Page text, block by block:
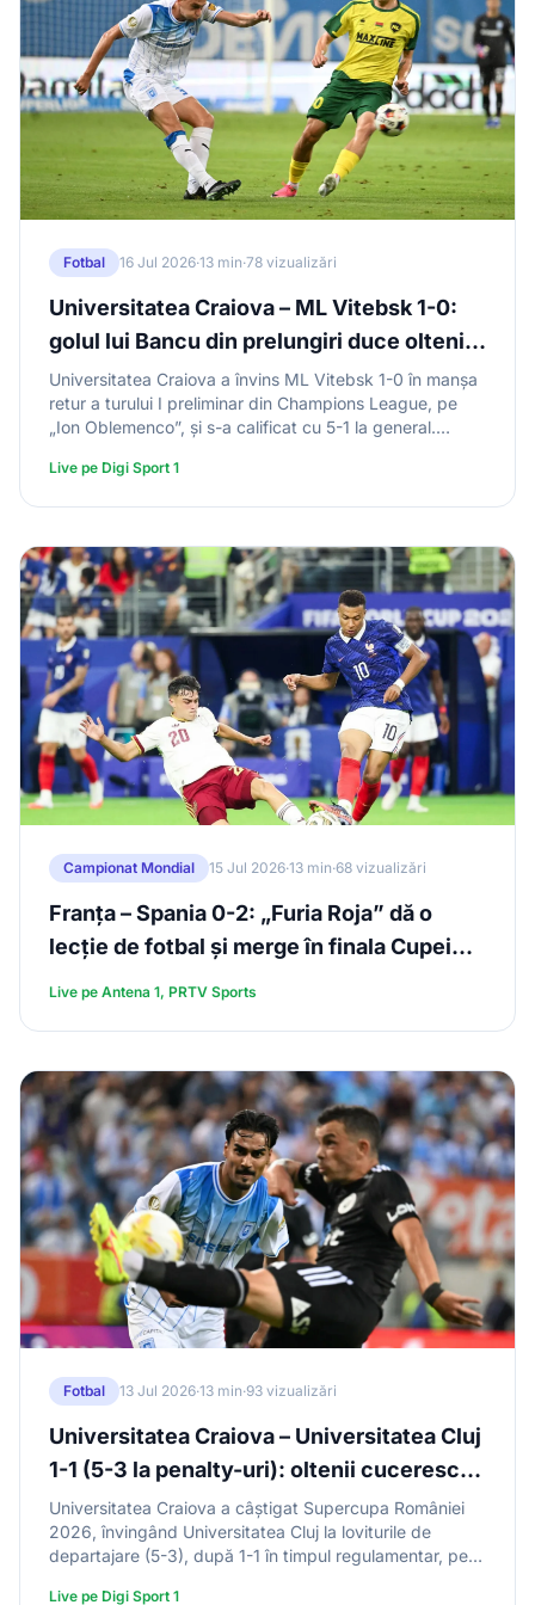
Fotbal 16 Jul 2026·13 min·78 vizualizări
Universitatea Craiova – ML Vitebsk 1-0:
golul lui Bancu din prelungiri duce oltenii
în turul doi preliminar al Ligii Campionilor
Universitatea Craiova a învins ML Vitebsk 1-0 în manșa
retur a turului I preliminar din Champions League, pe
„Ion Oblemenco”, și s-a calificat cu 5-1 la general.
un șut violent de la 20 de metri. Portarul Pavlyuchenko
Live pe Digi Sport 1
Campionat Mondial 15 Jul 2026·13 min·68 vizualizări
Franța – Spania 0-2: „Furia Roja” dă o
lecție de fotbal și merge în finala Cupei
Live pe Antena 1, PRTV Sports
Fotbal 13 Jul 2026·13 min·93 vizualizări
Universitatea Craiova – Universitatea Cluj
1-1 (5-3 la penalty-uri): oltenii cuceresc
Supercupa României și fac tripla internă
Universitatea Craiova a câștigat Supercupa României
2026, învingând Universitatea Cluj la loviturile de
departajare (5-3), după 1-1 în timpul regulamentar, pe
Live pe Digi Sport 1